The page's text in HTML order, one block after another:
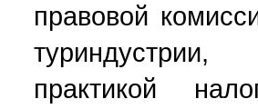
правовой
практикой